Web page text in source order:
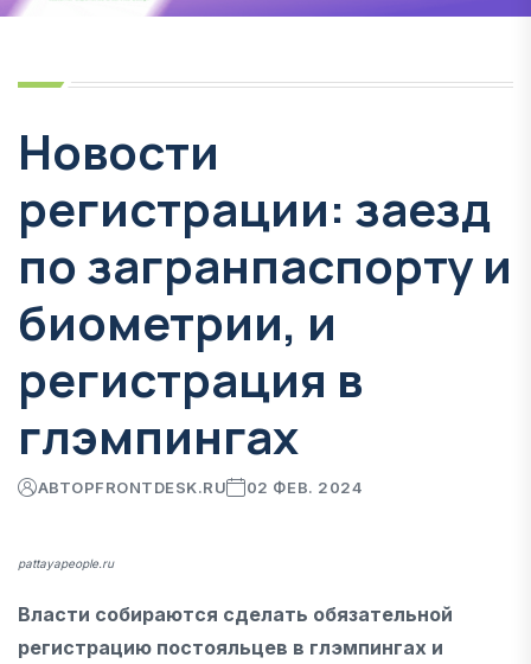
Новости
регистрации: заезд
по загранпаспорту и
биометрии, и
регистрация в
глэмпингах
АВТОРFRONTDESK.RU 02 ФЕВ. 2024
pattayapeople.ru
Власти собираются сделать обязательной
регистрацию постояльцев в глэмпингах и